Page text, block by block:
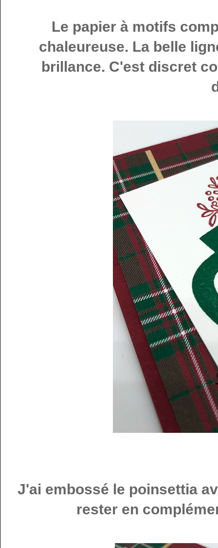
Le papier à motifs
chaleureuse. La belle
brillance. C'est discret
J'ai embossé le poinsettia
rester en